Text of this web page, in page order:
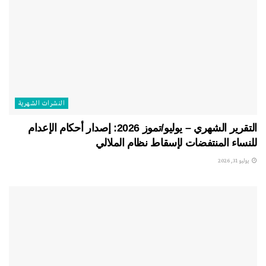
النشرات الشهریة
التقرير الشهري – يوليو/تموز 2026: إصدار أحكام الإعدام
للنساء المنتفضات لإسقاط نظام الملالي
يوليو 31, 2026